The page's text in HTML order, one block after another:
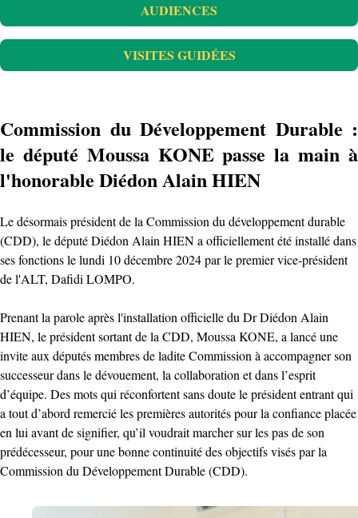
AUDIENCES
VISITES GUIDÉES
Commission du Développement Durable :
le député Moussa KONE passe la main à
l'honorable Diédon Alain HIEN
Le désormais président de la Commission du développement durable
(CDD), le député Diédon Alain HIEN a officiellement été installé dans
ses fonctions le lundi 10 décembre 2024 par le premier vice-président
de l'ALT, Dafidi LOMPO.
Prenant la parole après l'installation officielle du Dr Diédon Alain
HIEN, le président sortant de la CDD, Moussa KONE, a lancé une
invite aux députés membres de ladite Commission à accompagner son
successeur dans le dévouement, la collaboration et dans l’esprit
d’équipe. Des mots qui réconfortent sans doute le président entrant qui
a tout d’abord remercié les premières autorités pour la confiance placée
en lui avant de signifier, qu’il voudrait marcher sur les pas de son
prédécesseur, pour une bonne continuité des objectifs visés par la
Commission du Développement Durable (CDD).